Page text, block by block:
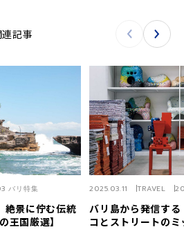
連記事
景に佇む伝統
王国厳選】
バリ特集
バリ島から発信す
コとストリートの
2025.03.11 TRAVEL